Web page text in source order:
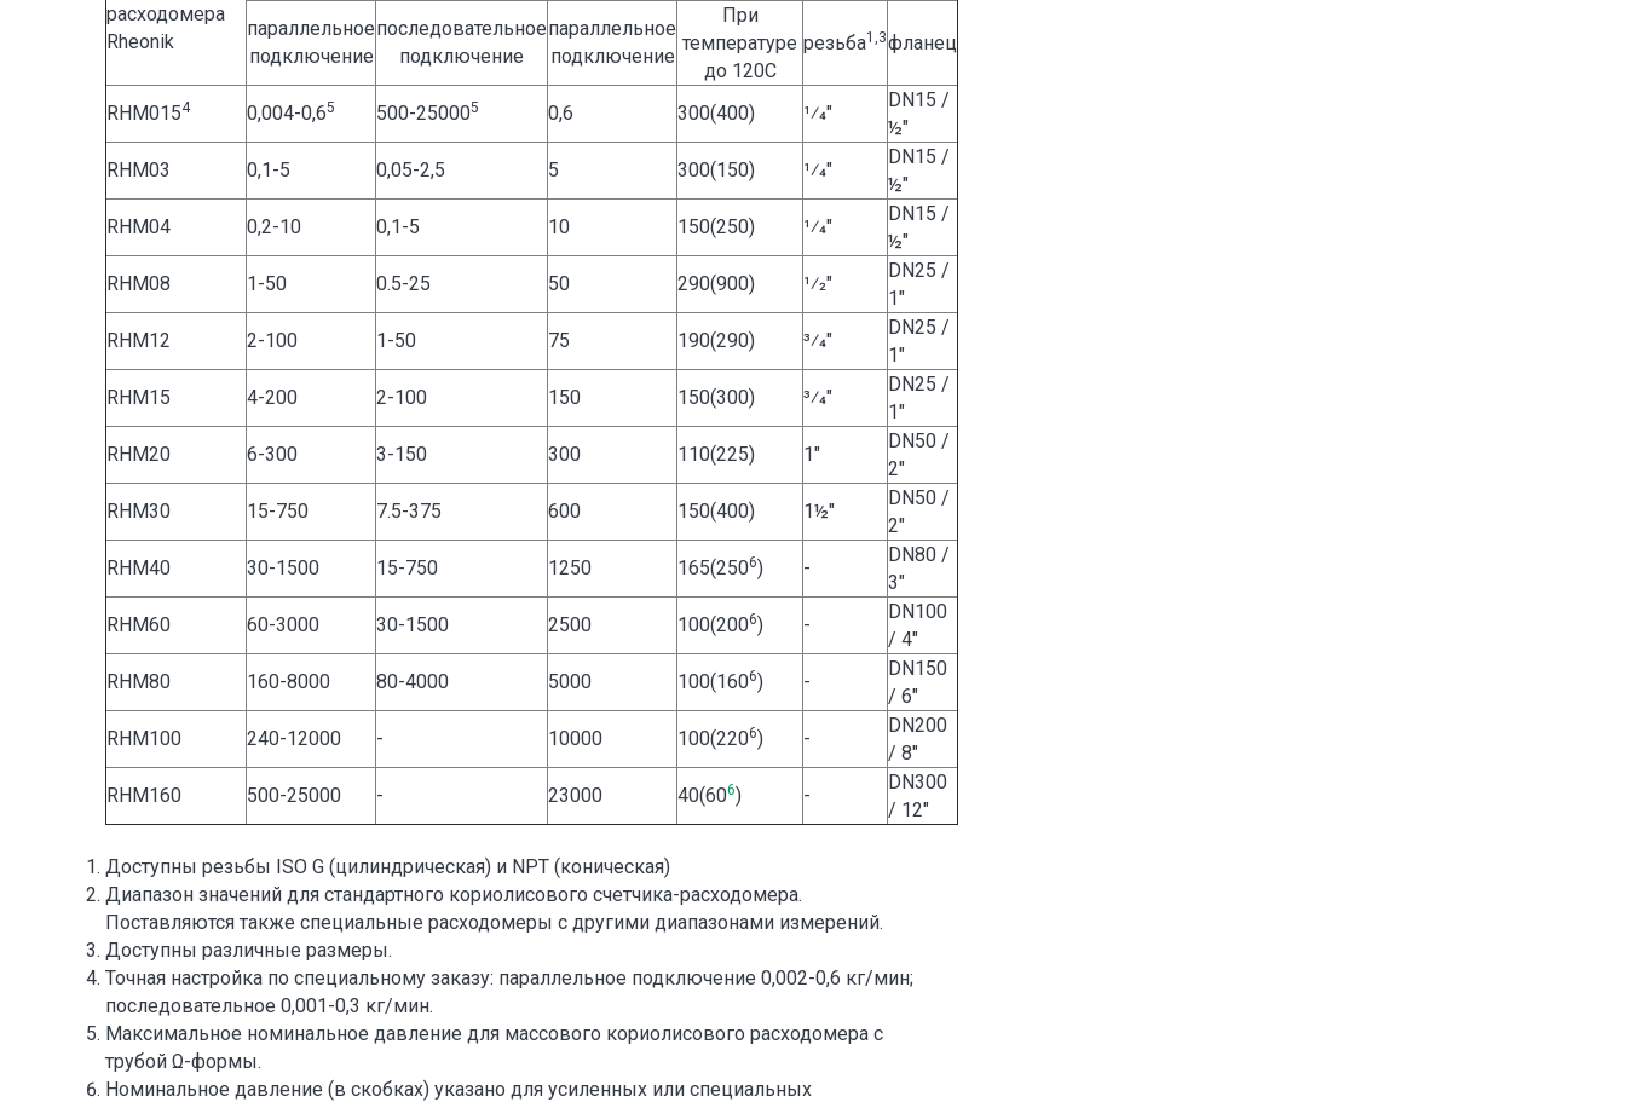
расходомера
Rheonik
параллельное
подключение
последовательное
подключение
параллельное
подключение
При
температуре
до 120С
резьба1,3фланец
RHM0154 0,004-0,65 500-250005 0,6 300(400) 1⁄4"
DN15 /
½"
RHM03
0,1-5 0,05-2,5 5 300(150) 1⁄4"
DN15 /
½"
RHM04
0,2-10 0,1-5 10 150(250) 1⁄4"
DN15 /
½"
RHM08
1-50 0.5-25 50 290(900) 1⁄2"
DN25 /
1"
RHM12
2-100 1-50 75 190(290) 3⁄4"
DN25 /
1"
RHM15
4-200 2-100 150 150(300) 3⁄4"
DN25 /
1"
RHM20
6-300 3-150 300 110(225) 1"
DN50 /
2"
RHM30
15-750 7.5-375 600 150(400) 1½"
DN50 /
2"
RHM40
30-1500 15-750 1250 165(2506) -
DN80 /
3"
RHM60
60-3000 30-1500 2500 100(2006) -
DN100
/ 4"
RHM80
160-8000 80-4000 5000 100(1606) -
DN150
/ 6"
RHM100
240-12000 - 10000 100(2206) -
DN200
/ 8"
RHM160
500-25000 - 23000 40(606) -
DN300
/ 12"
Доступны резьбы ISO G (цилиндрическая) и NPT (коническая)
Диапазон значений для стандартного кориолисового счетчика-расходомера.
Поставляются также специальные расходомеры с другими диапазонами измерений.
Доступны различные размеры.
Точная настройка по специальному заказу: параллельное подключение 0,002-0,6 кг/мин;
последовательное 0,001-0,3 кг/мин.
Максимальное номинальное давление для массового кориолисового расходомера с
трубой Ω-формы.
Номинальное давление (в скобках) указано для усиленных или специальных